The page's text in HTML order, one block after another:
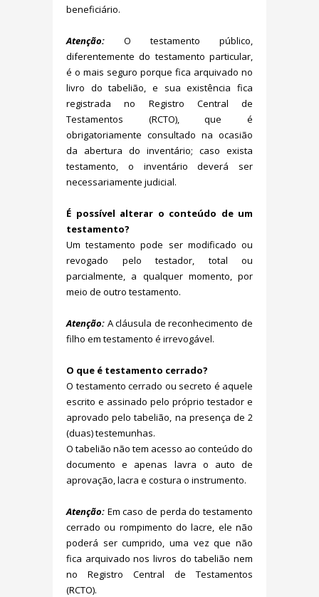
beneficiário.
Atenção: O testamento público,
diferentemente do testamento particular,
é o mais seguro porque fica arquivado no
livro do tabelião, e sua existência fica
registrada no Registro Central de
Testamentos (RCTO), que é
obrigatoriamente consultado na ocasião
da abertura do inventário; caso exista
testamento, o inventário deverá ser
necessariamente judicial.
É possível alterar o conteúdo de um
testamento?
Um testamento pode ser modificado ou
revogado pelo testador, total ou
parcialmente, a qualquer momento, por
meio de outro testamento.
Atenção: A cláusula de reconhecimento de
filho em testamento é irrevogável.
O que é testamento cerrado?
O testamento cerrado ou secreto é aquele
escrito e assinado pelo próprio testador e
aprovado pelo tabelião, na presença de 2
(duas) testemunhas.
O tabelião não tem acesso ao conteúdo do
documento e apenas lavra o auto de
aprovação, lacra e costura o instrumento.
Atenção: Em caso de perda do testamento
cerrado ou rompimento do lacre, ele não
poderá ser cumprido, uma vez que não
fica arquivado nos livros do tabelião nem
no Registro Central de Testamentos
(RCTO).